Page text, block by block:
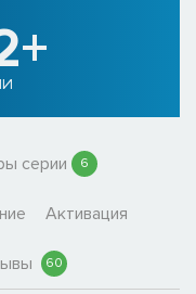
серии 6
Активация
60